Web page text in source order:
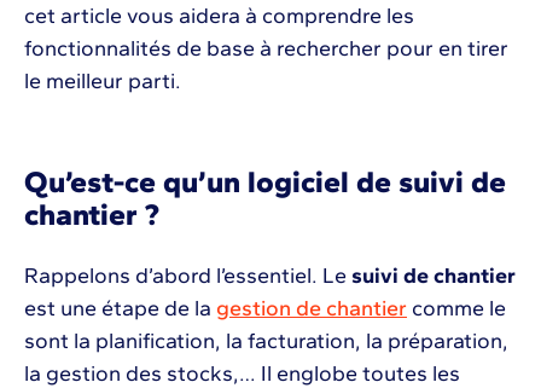
cet article vous aidera à comprendre les
fonctionnalités de base à rechercher pour en tirer
le meilleur parti.
Qu’est-ce qu’un logiciel de suivi de
chantier ?
Rappelons d’abord l’essentiel. Le suivi de chantier
est une étape de la gestion de chantier comme le
sont la planification, la facturation, la préparation,
la gestion des stocks,… Il englobe toutes les